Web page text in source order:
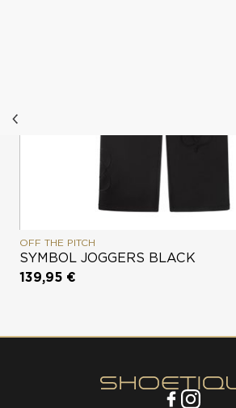
OFF THE PITCH
SYMBOL JOGGERS BLACK
139,95 €